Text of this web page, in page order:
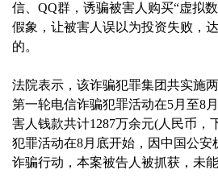
信、QQ群，诱骗被害人购买“虚拟
假象，让被害人误以为投资失败，
的。
法院表示，该诈骗犯罪集团共实施
第一轮电信诈骗犯罪活动在5月至8
害人钱款共计1287万余元(人民币，
犯罪活动在8月底开始，因中国公安
诈骗行动，本案被告人被抓获，未能